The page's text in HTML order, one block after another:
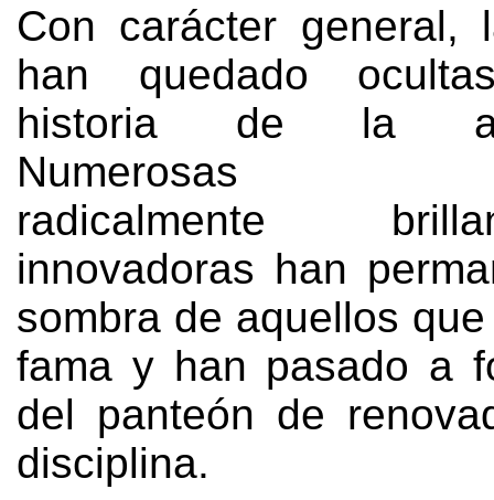
Con carácter general,
han quedado
historia de la
Numerosas
radicalmente
innovadoras han
sombra de aquellos
fama y han pasado a
del panteón de
disciplina.